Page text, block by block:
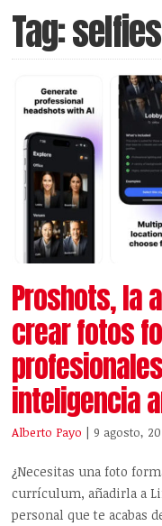
Tag: selfies
Proshots, la
crear fotos
inteligencia
Alberto Payo | 9 agosto,
¿Necesitas una foto
currículum, añadirla a
personal que te acabas